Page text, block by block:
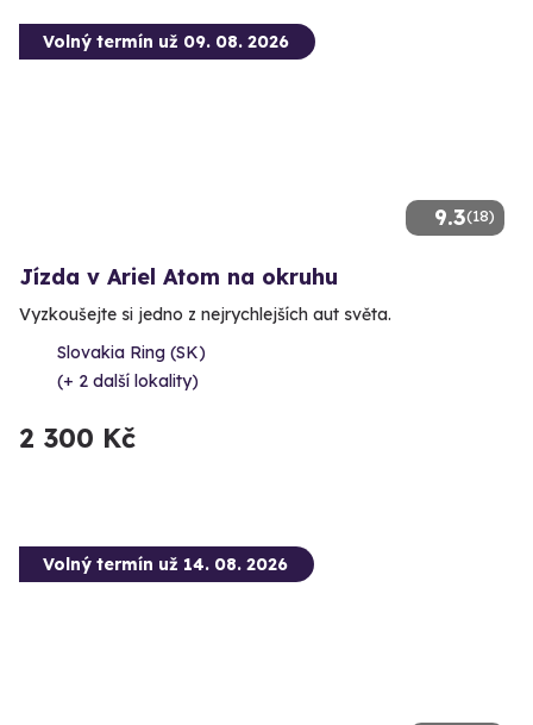
9.3(18)
Volný termín už 09. 08. 2026
Jízda v Ariel Atom na okruhu
Vyzkoušejte si jedno z nejrychlejších aut světa.
Slovakia Ring (SK)
(+ 2 další lokality)
2 300 Kč
Volný termín už 14. 08. 2026